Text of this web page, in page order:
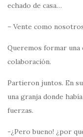
echado de casa…
– Vente como
Queremos formar una
colaboración.
Partieron juntos. En
una granja donde
fuerzas.
-¿Pero bueno! ¿por